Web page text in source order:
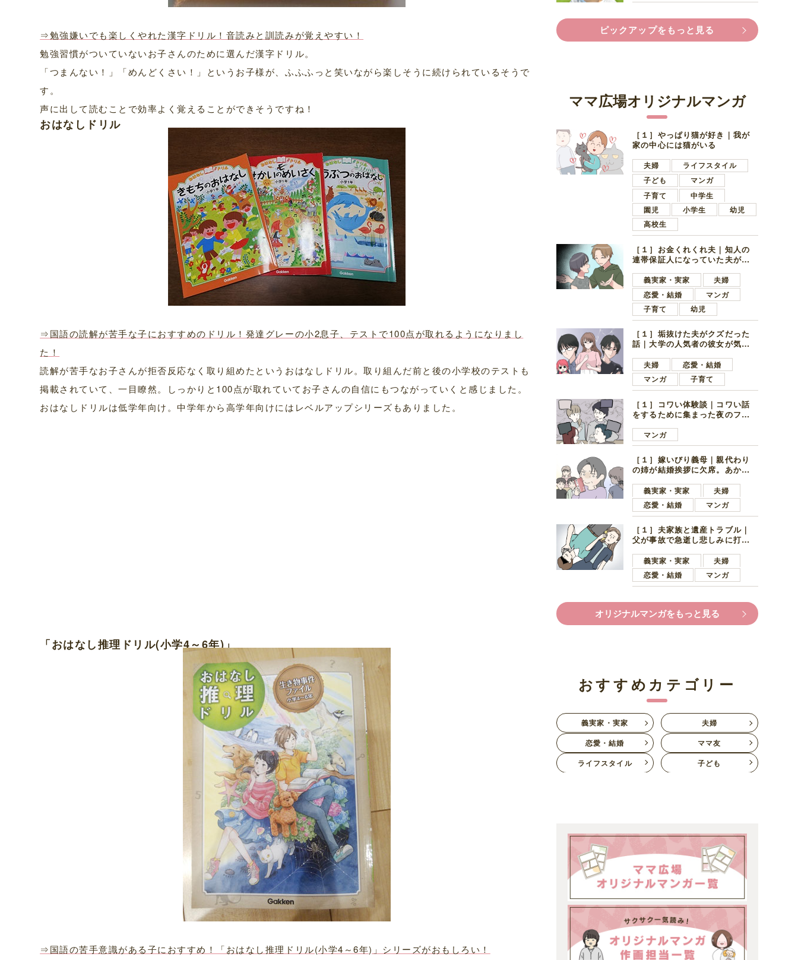
⇒勉強嫌いでも楽しくやれた漢字ドリル！音読みと訓読みが覚えやすい！
勉強習慣がついていないお子さんのために選んだ漢字ドリル。
「つまんない！」「めんどくさい！」というお子様が、ふふふっと笑いながら楽しそうに続けられているそうで
す。
声に出して読むことで効率よく覚えることができそうですね！
おはなしドリル
⇒国語の読解が苦手な子におすすめのドリル！発達グレーの小2息子、テストで100点が取れるようになりまし
た！
読解が苦手なお子さんが拒否反応なく取り組めたというおはなしドリル。取り組んだ前と後の小学校のテストも
掲載されていて、一目瞭然。しっかりと100点が取れていてお子さんの自信にもつながっていくと感じました。
おはなしドリルは低学年向け。中学年から高学年向けにはレベルアップシリーズもありました。
「おはなし推理ドリル(小学4～6年)」
⇒国語の苦手意識がある子におすすめ！「おはなし推理ドリル(小学4～6年)」シリーズがおもしろい！
ピックアップをもっと見る
ママ広場オリジナルマンガ
［１］やっぱり猫が好き｜我が
家の中心には猫がいる
夫婦
ライフスタイル
子ども
マンガ
子育て
中学生
園児
小学生
幼児
高校生
［１］お金くれくれ夫｜知人の
連帯保証人になっていた夫が家
言ってきた
義実家・実家
夫婦
恋愛・結婚
マンガ
子育て
幼児
［１］垢抜けた夫がクズだった
話｜大学の人気者の彼女が気に
子学生
夫婦
恋愛・結婚
マンガ
子育て
［１］コワい体験談｜コワい話
をするために集まった夜のファ
好きの男の子ママ
マンガ
［１］嫁いびり義母｜親代わり
の姉が結婚挨拶に欠席。あから
義実家・実家
夫婦
恋愛・結婚
マンガ
［１］夫家族と遺産トラブル｜
父が事故で急逝し悲しみに打ち
ます夫
義実家・実家
夫婦
恋愛・結婚
マンガ
オリジナルマンガをもっと見る
おすすめカテゴリー
義実家・実家
夫婦
恋愛・結婚
ママ友
ライフスタイル
子ども